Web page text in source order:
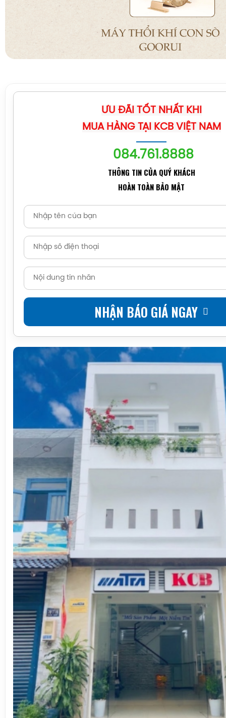
ƯU ĐÃI TỐT NHẤT KHI
MUA HÀNG TẠI KCB VIỆT NAM
084.761.8888
THÔNG TIN CỦA QUÝ KHÁCH
HOÀN TOÀN BẢO MẬT
NHẬN BÁO GIÁ NGAY